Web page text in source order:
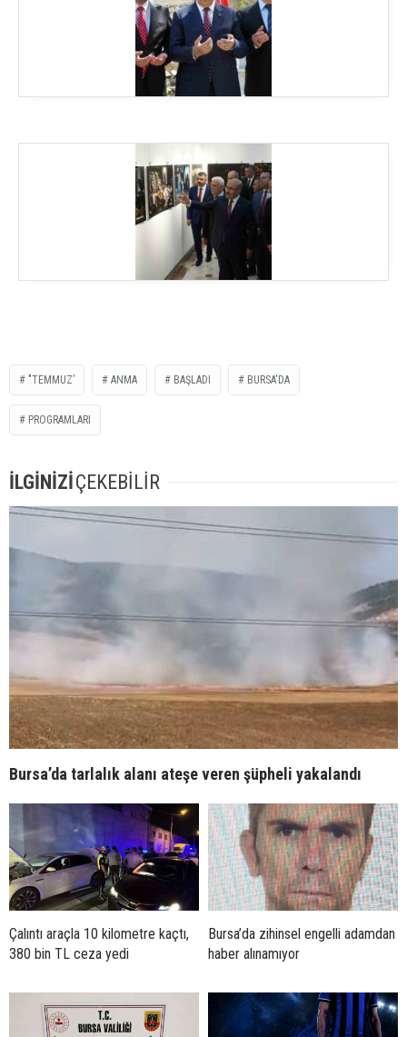
"TEMMUZ’ ANMA BAŞLADI BURSA'DA
PROGRAMLARI
İLGİNİZİÇEKEBİLİR
Bursa’da tarlalık alanı ateşe veren şüpheli yakalandı
Çalıntı araçla 10 kilometre kaçtı,
380 bin TL ceza yedi
Bursa’da zihinsel engelli adamdan
haber alınamıyor